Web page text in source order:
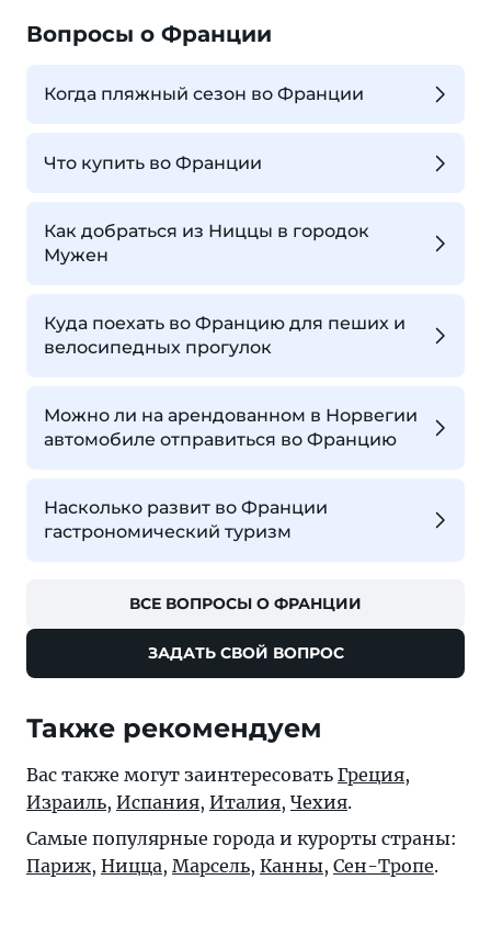
Вопросы о Франции
Когда пляжный сезон во Франции
Что купить во Франции
Как добраться из Ниццы в городок
Мужен
Куда поехать во Францию для пеших и
велосипедных прогулок
Можно ли на арендованном в Норвегии
автомобиле отправиться во Францию
Насколько развит во Франции
гастрономический туризм
ВСЕ ВОПРОСЫ О ФРАНЦИИ
ЗАДАТЬ СВОЙ ВОПРОС
Также рекомендуем
Вас также могут заинтересовать Греция,
Израиль, Испания, Италия, Чехия.
Самые популярные города и курорты страны:
Париж, Ницца, Марсель, Канны, Сен-Тропе.